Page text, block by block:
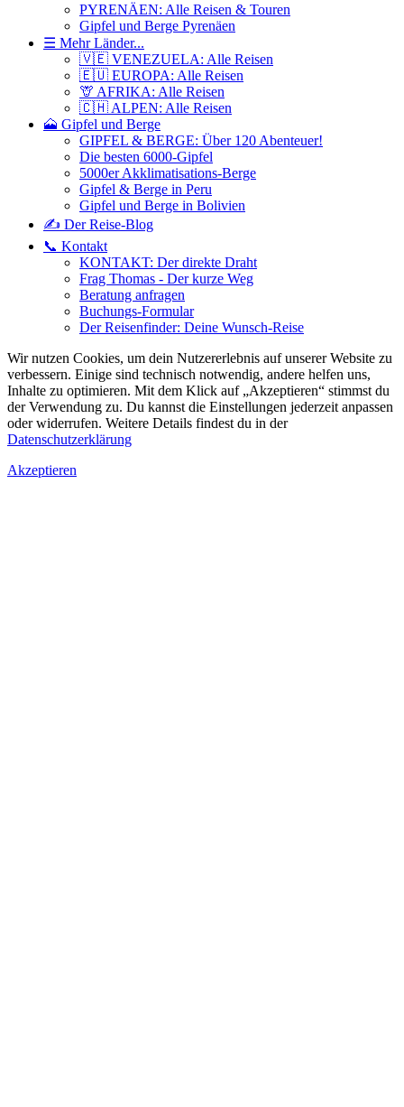
PYRENÄEN: Alle Reisen & Touren
Gipfel und Berge Pyrenäen
☰ Mehr Länder...
🇻🇪 VENEZUELA: Alle Reisen
🇪🇺 EUROPA: Alle Reisen
🦒 AFRIKA: Alle Reisen
🇨🇭 ALPEN: Alle Reisen
🗻 Gipfel und Berge
GIPFEL & BERGE: Über 120 Abenteuer!
Die besten 6000-Gipfel
5000er Akklimatisations-Berge
Gipfel & Berge in Peru
Gipfel und Berge in Bolivien
✍️ Der Reise-Blog
📞 Kontakt
KONTAKT: Der direkte Draht
Frag Thomas - Der kurze Weg
Beratung anfragen
Buchungs-Formular
Der Reisenfinder: Deine Wunsch-Reise
Wir nutzen Cookies, um dein Nutzererlebnis auf unserer Website zu
verbessern. Einige sind technisch notwendig, andere helfen uns,
Inhalte zu optimieren. Mit dem Klick auf „Akzeptieren“ stimmst du
der Verwendung zu. Du kannst die Einstellungen jederzeit anpassen
oder widerrufen. Weitere Details findest du in der
Datenschutzerklärung
Akzeptieren